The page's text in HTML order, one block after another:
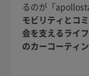
るのが「
モビリティとコ
会を支えるライ
のカーコーティ